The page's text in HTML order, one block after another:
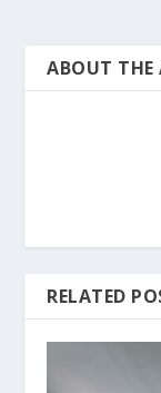
ABOUT THE
RELATED